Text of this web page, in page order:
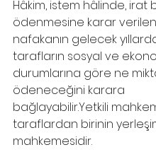
Hâkim, istem hâlinde, irat
ödenmesine karar verilen
nafakanın gelecek
tarafların sosyal ve
durumlarına göre ne
ödeneceğini karara
bağlayabilir.Yetkili
taraflardan birinin
mahkemesidir.